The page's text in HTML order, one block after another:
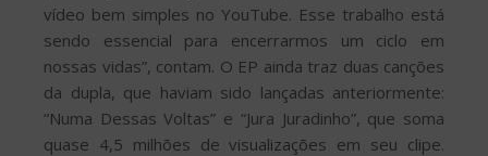
vídeo bem simples no YouTube. Esse trabalho está
sendo essencial para encerrarmos um ciclo em
nossas vidas”, contam. O EP ainda traz duas canções
da dupla, que haviam sido lançadas anteriormente:
“Numa Dessas Voltas” e “Jura Juradinho”, que soma
quase 4,5 milhões de visualizações em seu clipe.